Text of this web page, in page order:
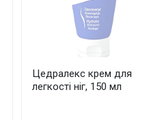
Цедралекс крем для
легкості ніг, 150 мл